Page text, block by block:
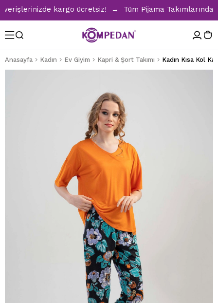
kargo ücretsiz! → Tüm Pijama
Anasayfa Kadın Ev Giyim Kapri & Şort Takımı Kadın Kısa Kol